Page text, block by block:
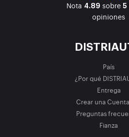
Nota 4.89 sobre 5
opiniones
País
¿Por qué
Entrega
Crear una
Preguntas
Fianza